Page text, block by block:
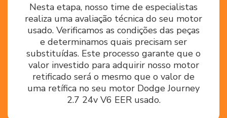
Nesta etapa, nosso time de especialistas
realiza uma avaliação técnica do seu motor
usado. Verificamos as condições das peças
e determinamos quais precisam ser
substituídas. Este processo garante que o
valor investido para adquirir nosso motor
retificado será o mesmo que o valor de
uma retífica no seu motor Dodge Journey
2.7 24v V6 EER usado.